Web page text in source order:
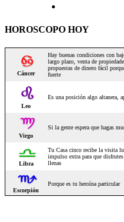
HOROSCOPO HOY